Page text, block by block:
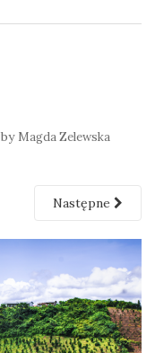
by Magda Zelewska
Następne